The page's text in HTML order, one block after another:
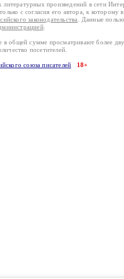
произведений в сети
с согласия его автора, к
законодательства . Данные
.
общей сумме просматривают более
посетителей.
союза писателей 18+